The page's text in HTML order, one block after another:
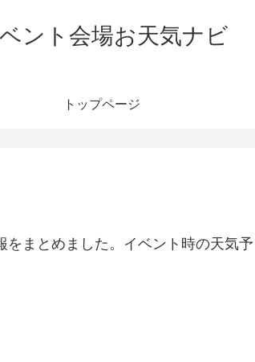
ント会場お天気ナビ
トップページ
まとめました。イベント時の天気予